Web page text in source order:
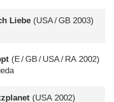
Liebe (USA/ GB 2003)
(E/ GB/ USA/ RA 2002)
(USA2002)